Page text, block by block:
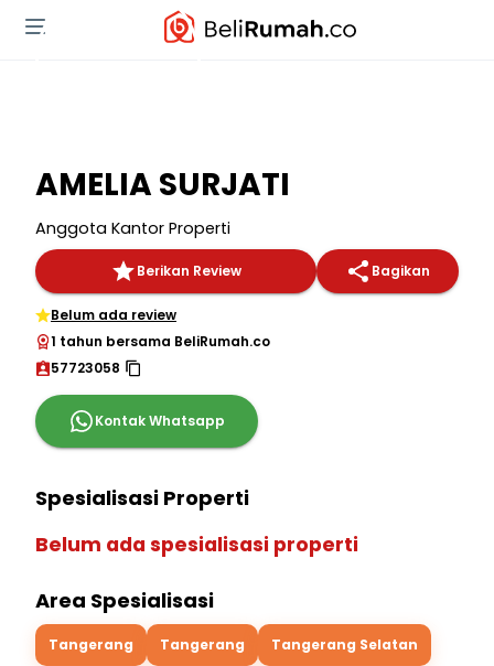
AMELIA SURJATI
Anggota Kantor Properti
Berikan Review Bagikan
Belum ada review
1 tahun bersama BeliRumah.co
57723058
Kontak Whatsapp
Spesialisasi Properti
Belum ada spesialisasi properti
Area Spesialisasi
Tangerang Tangerang Tangerang Selatan